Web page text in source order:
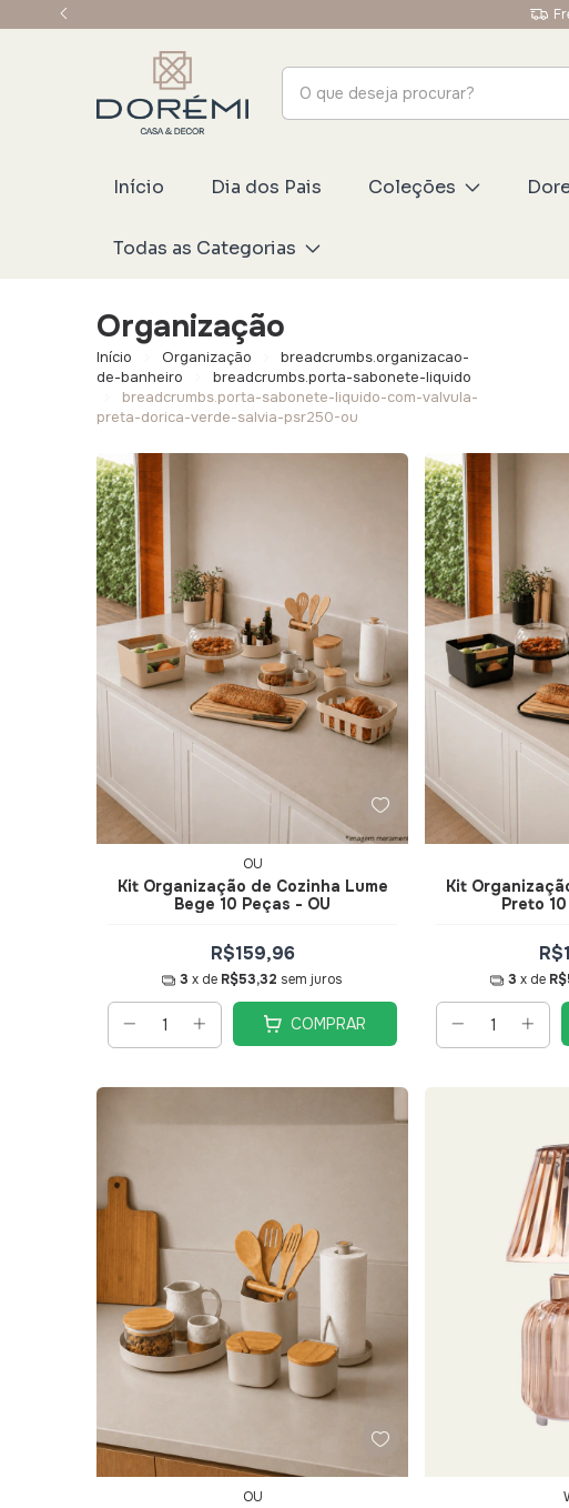
Início Dia dos Pais Coleções
Todas as Categorias
Organização
Início Organização
breadcrumbs.organizacao-
de-banheiro
breadcrumbs.porta-sabonete-liquido
breadcrumbs.porta-sabonete-liquido-com-valvula-
preta-dorica-verde-salvia-psr250-ou
OU
Kit Organização de Cozinha Lume
Bege 10 Peças - OU
R$159,96
3 x de R$53,32 sem juros
COMPRAR
Kit
Preto
3 x de
OU